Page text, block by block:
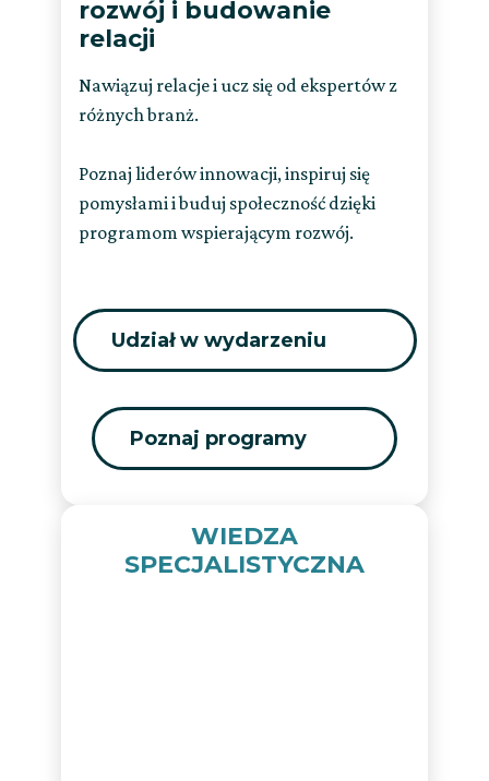
rozwój i budowanie
relacji
Nawiązuj relacje i ucz się od ekspertów z
różnych branż.
Poznaj liderów innowacji, inspiruj się
pomysłami i buduj społeczność dzięki
programom wspierającym rozwój.
Udział w wydarzeniu
Poznaj programy
WIEDZA
SPECJALISTYCZNA